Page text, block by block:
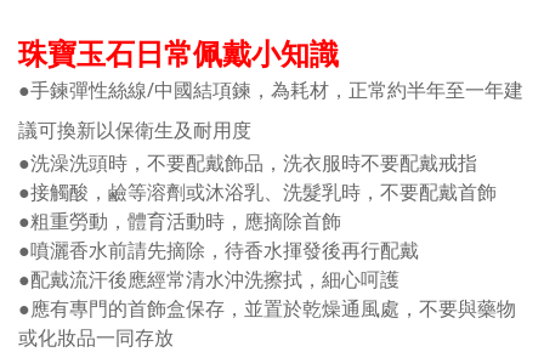
珠寶玉石日常佩戴小知識
●手鍊彈性絲線/中國結項鍊，為耗材，正常約半年至一年建
議可換新以保衛生及耐用度
●洗澡洗頭時，不要配戴飾品，洗衣服時不要配戴戒指
●接觸酸，鹼等溶劑或沐浴乳、洗髮乳時，不要配戴首飾
●粗重勞動，體育活動時，應摘除首飾
●噴灑香水前請先摘除，待香水揮發後再行配戴
●配戴流汗後應經常清水沖洗擦拭，細心呵護
●應有專門的首飾盒保存，並置於乾燥通風處，不要與藥物
或化妝品一同存放